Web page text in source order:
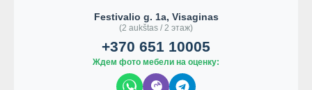
Festivalio g. 1a, Visaginas
(2 aukštas / 2 этаж)
+370 651 10005
Ждем фото мебели на оценку: